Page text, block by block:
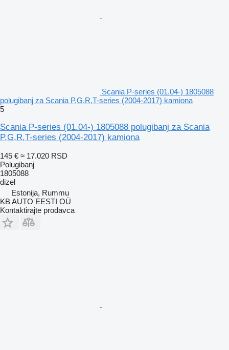
Scania P-series (01.04-) 1805088
polugibanj za Scania P,G,R,T-series (2004-2017) kamiona
5
Scania P-series (01.04-) 1805088 polugibanj za Scania
P,G,R,T-series (2004-2017) kamiona
145 € ≈ 17.020 RSD
Polugibanj
1805088
dizel
Estonija, Rummu
KB AUTO EESTI OÜ
Kontaktirajte prodavca